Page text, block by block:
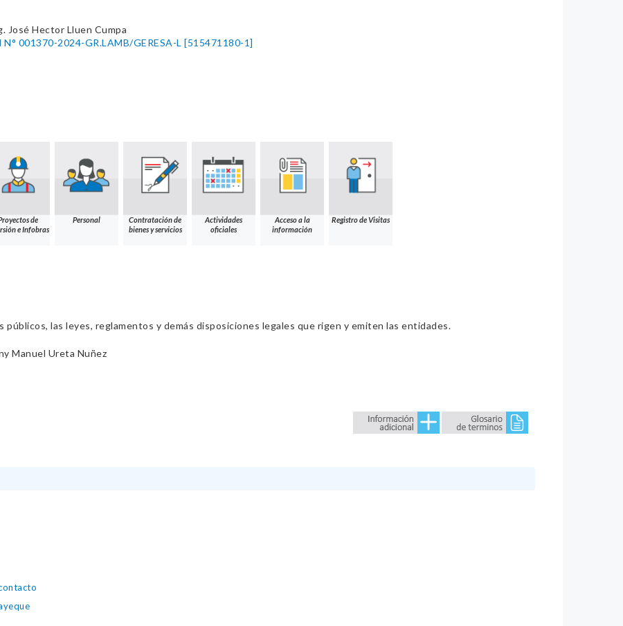
José Hector Lluen Cumpa
001370-2024-GR.LAMB/GERESA-L [515471180-1]
de
e Infobras
Personal
Contratación de
bienes y servicios
Actividades
oficiales
Acceso a la
información
Registro de Visitas
las leyes, reglamentos y demás disposiciones legales que rigen y emiten las entidades.
Manuel Ureta Nuñez